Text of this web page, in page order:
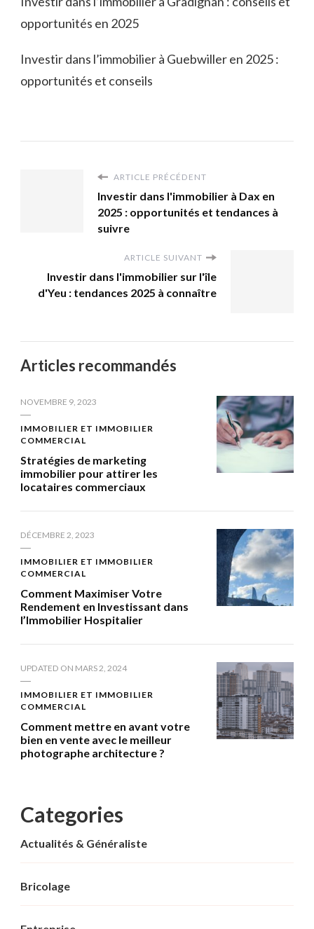
opportunités en 2025
Investir dans l’immobilier à Guebwiller en 2025 :
opportunités et conseils
ARTICLE PRÉCÉDENT
Investir dans l'immobilier à Dax en
2025 : opportunités et tendances à
suivre
ARTICLE SUIVANT
Investir dans l'immobilier sur l'île
d'Yeu : tendances 2025 à connaître
Articles recommandés
NOVEMBRE 9, 2023
IMMOBILIER ET IMMOBILIER
COMMERCIAL
Stratégies de marketing
immobilier pour attirer les
locataires commerciaux
DÉCEMBRE 2, 2023
IMMOBILIER ET IMMOBILIER
COMMERCIAL
Comment Maximiser Votre
Rendement en Investissant dans
l’Immobilier Hospitalier
UPDATED ON MARS 2, 2024
IMMOBILIER ET IMMOBILIER
COMMERCIAL
Comment mettre en avant votre
bien en vente avec le meilleur
photographe architecture ?
Categories
Actualités & Généraliste
Bricolage